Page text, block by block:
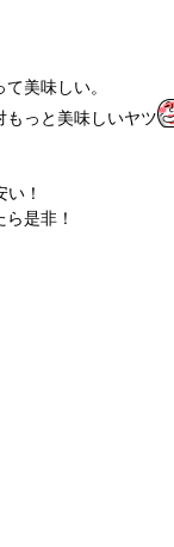
美味しい。
もっと美味しいヤツ
！
是非！